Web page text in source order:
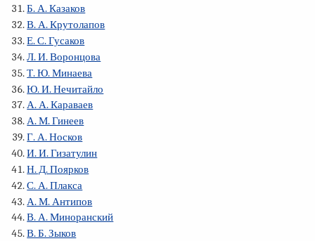
Б. А. Казаков
В. А. Крутолапов
Е. С. Гусаков
Л. И. Воронцова
Т. Ю. Минаева
Ю. И. Нечитайло
А. А. Караваев
А. М. Гинеев
Г. А. Носков
И. И. Гизатулин
Н. Д. Поярков
С. А. Плакса
А. М. Антипов
В. А. Миноранский
В. Б. Зыков